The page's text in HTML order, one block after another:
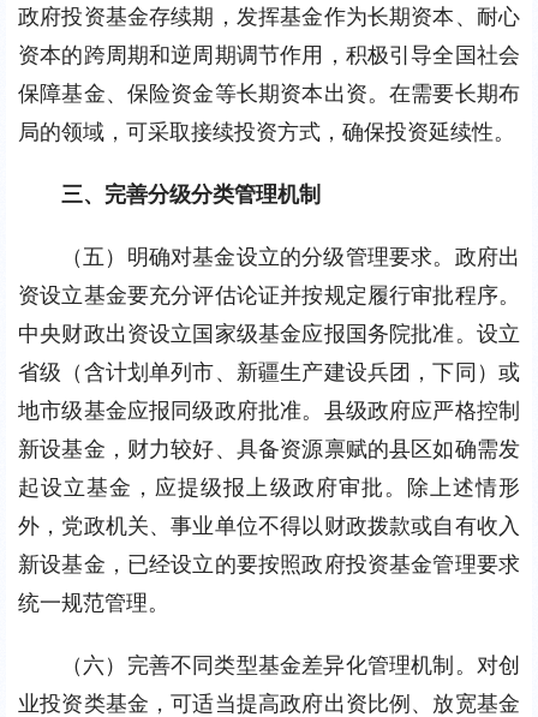
政府投资基金存续期，发挥基金作为长期资本、耐心
资本的跨周期和逆周期调节作用，积极引导全国社会
保障基金、保险资金等长期资本出资。在需要长期布
局的领域，可采取接续投资方式，确保投资延续性。
三、完善分级分类管理机制
（五）明确对基金设立的分级管理要求。政府出
资设立基金要充分评估论证并按规定履行审批程序。
中央财政出资设立国家级基金应报国务院批准。设立
省级（含计划单列市、新疆生产建设兵团，下同）或
地市级基金应报同级政府批准。县级政府应严格控制
新设基金，财力较好、具备资源禀赋的县区如确需发
起设立基金，应提级报上级政府审批。除上述情形
外，党政机关、事业单位不得以财政拨款或自有收入
新设基金，已经设立的要按照政府投资基金管理要求
统一规范管理。
（六）完善不同类型基金差异化管理机制。对创
业投资类基金，可适当提高政府出资比例、放宽基金